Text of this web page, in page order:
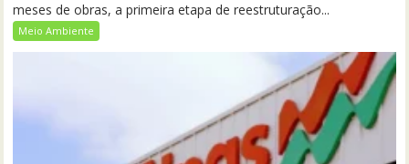
meses de obras, a primeira etapa de reestruturação...
Meio Ambiente